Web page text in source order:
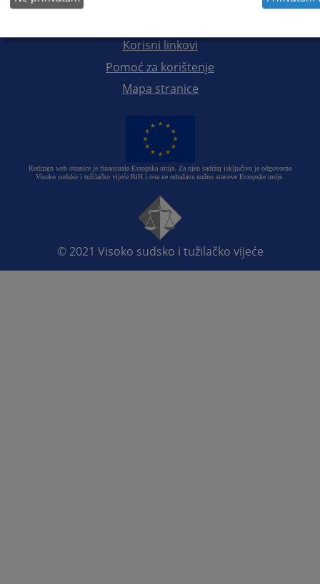
Korisni linkovi
Pomoć za korištenje
Mapa stranice
Redizajn web stranice je finansirala Evropska unija. Za njen sadržaj isključivo je odgovorno
Visoko sudsko i tužilačko vijeće BiH i ona ne odražava nužno stavove Evropske unije.
© 2021 Visoko sudsko i tužilačko vijeće